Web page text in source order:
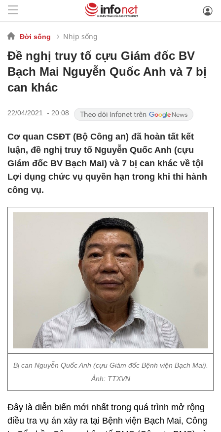
Đời sống Nhịp sống
Đề nghị truy tố cựu Giám đốc BV
Bạch Mai Nguyễn Quốc Anh và 7 bị
can khác
22/04/2021 - 20:08
Cơ quan CSĐT (Bộ Công an) đã hoàn tất kết
luận, đề nghị truy tố Nguyễn Quốc Anh (cựu
Giám đốc BV Bạch Mai) và 7 bị can khác về tội
Lợi dụng chức vụ quyền hạn trong khi thi hành
công vụ.
Bị can Nguyễn Quốc Anh (cựu Giám đốc Bệnh viện Bạch Mai).
Ảnh: TTXVN
Đây là diễn biến mới nhất trong quá trình mở rộng
điều tra vụ án xảy ra tại Bệnh viện Bạch Mai, Công